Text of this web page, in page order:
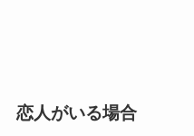
恋人がいる場合